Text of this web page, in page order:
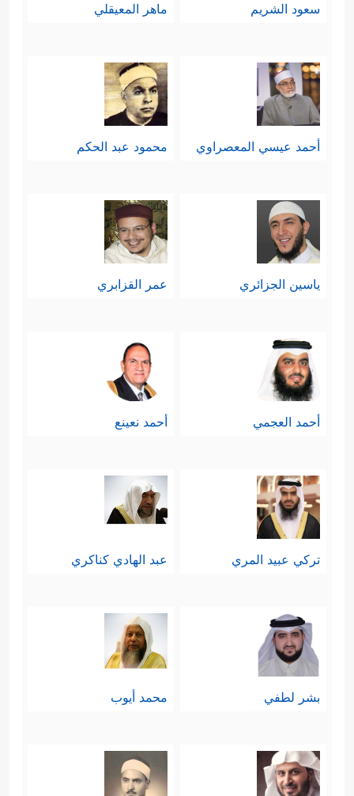
سعود الشريم ماهر المعيقلي
أحمد عيسي المعصراوي محمود عبد الحكم
ياسين الجزائري عمر القزابري
أحمد العجمي أحمد نعينع
تركي عبيد المري عبد الهادي كناكري
بشر لطفي محمد أيوب